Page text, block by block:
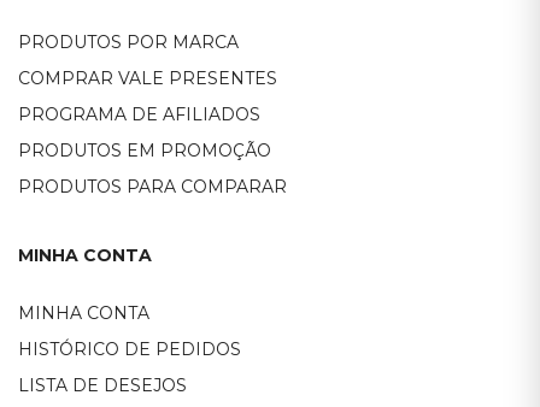
PRODUTOS POR MARCA
COMPRAR VALE PRESENTES
PROGRAMA DE AFILIADOS
PRODUTOS EM PROMOÇÃO
PRODUTOS PARA COMPARAR
MINHA CONTA
MINHA CONTA
HISTÓRICO DE PEDIDOS
LISTA DE DESEJOS